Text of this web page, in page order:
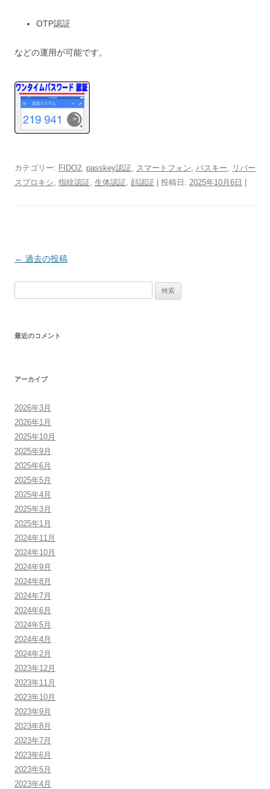
OTP認証
などの運用が可能です。
カテゴリー: FIDO2 passkey認証 スマートフォン パスキー
リバー
スプロキシ 指紋認証 生体認証 顔認証 | 投稿日: 2025年10月6日
投
ョ
← 過去の投稿
最近のコメント
アーカイブ
2026年3月
2026年1月
2025年10月
2025年9月
2025年6月
2025年5月
2025年4月
2025年3月
2025年1月
2024年11月
2024年10月
2024年9月
2024年8月
2024年7月
2024年6月
2024年5月
2024年4月
2024年2月
2023年12月
2023年11月
2023年10月
2023年9月
2023年8月
2023年7月
2023年6月
2023年5月
2023年4月